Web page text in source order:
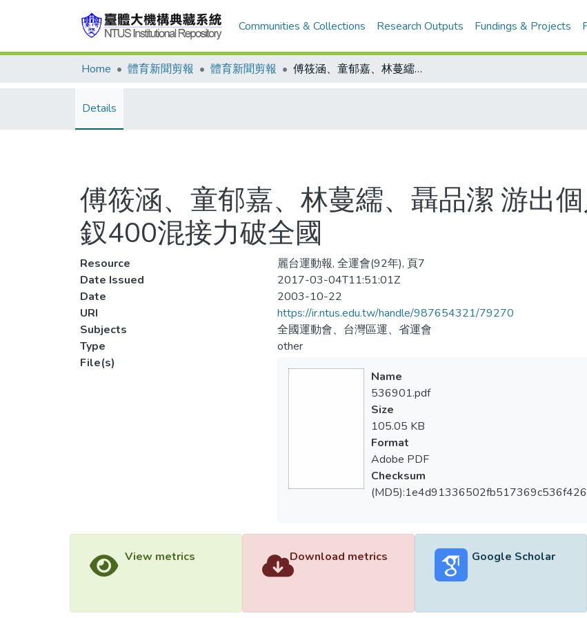
Communities & Collections Research Outputs Fundings & Projects
Home 體育新聞剪報 體育新聞剪報 傅筱涵、童郁嘉、林蔓繻、聶品潔 游出個人最佳成績 北縣四金釵400混接力破全國
Details
傅筱涵、童郁嘉、林蔓繻、聶品潔 游出
釵400混接力破全國
Resource
麗台運動報, 全運會(92年), 頁7
Date Issued
2017-03-04T11:51:01Z
Date
2003-10-22
URI
https://ir.ntus.edu.tw/handle/987654321/79270
Subjects
全國運動會、台灣區運、省運會
Type
other
File(s)
Name
536901.pdf
Size
105.05 KB
Format
Adobe PDF
Checksum
View metrics Download metrics Google Scholar